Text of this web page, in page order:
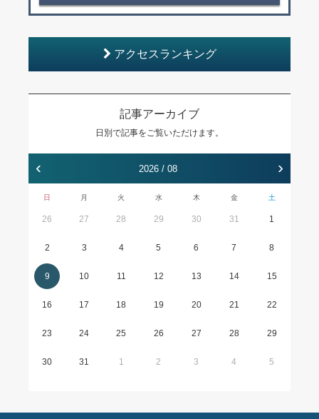
アクセスランキング
記事アーカイブ
日別で記事をご覧いただけます。
‹ 2026 / 08 ›
日 月 火 水 木 金 土
26 27 28 29 30 31 1
2 3 4 5 6 7 8
9 10 11 12 13 14 15
16 17 18 19 20 21 22
23 24 25 26 27 28 29
30 31 1 2 3 4 5